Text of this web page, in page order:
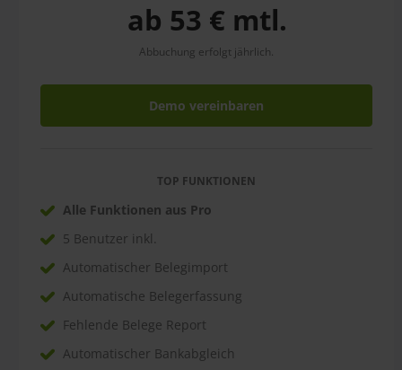
ab 53 € mtl.
Abbuchung erfolgt jährlich.
Demo vereinbaren
TOP FUNKTIONEN
Alle Funktionen aus Pro
5 Benutzer inkl.
Automatischer Belegimport
Automatische Belegerfassung
Fehlende Belege Report
Automatischer Bankabgleich